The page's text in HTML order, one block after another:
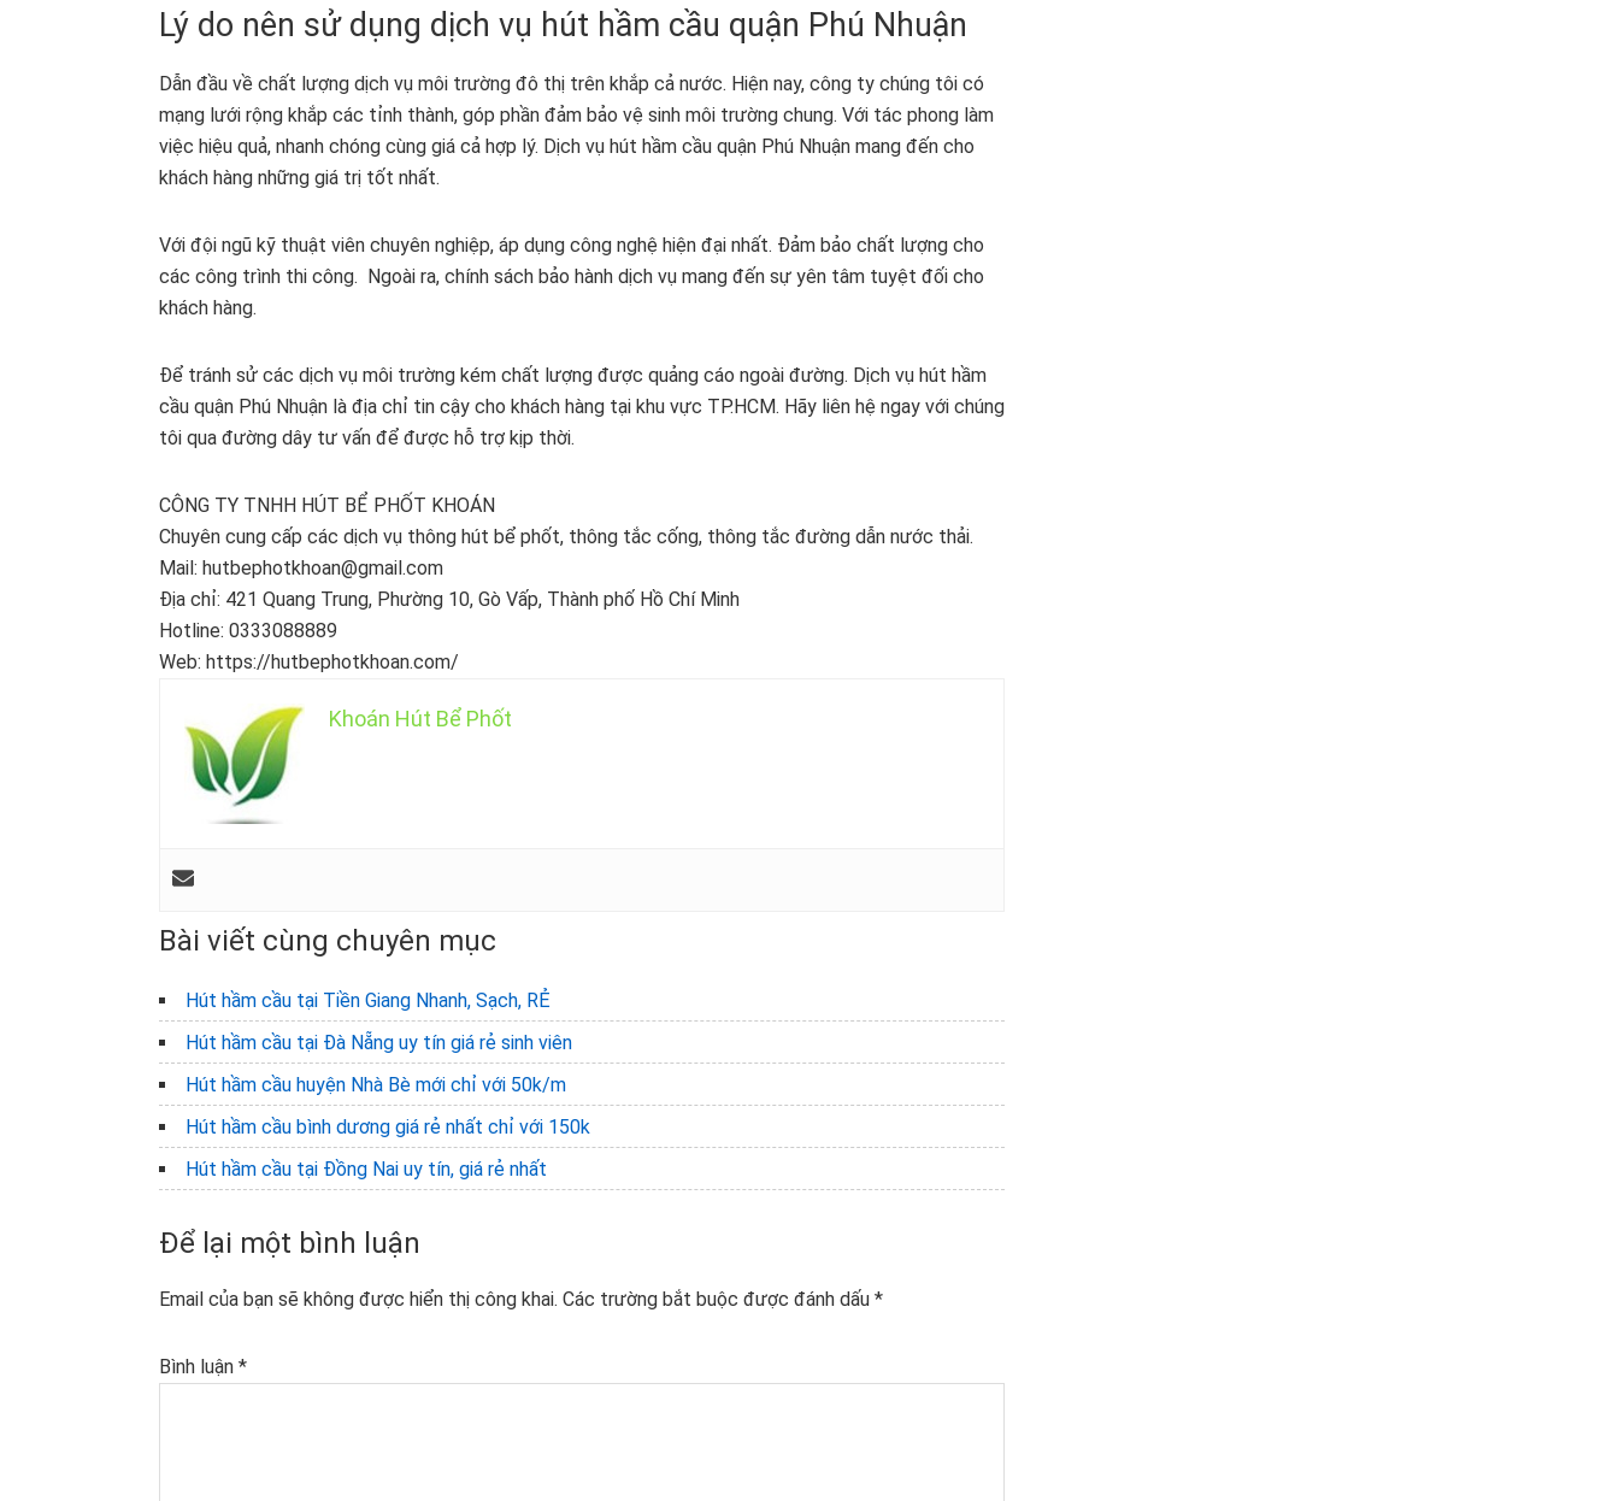
Lý do nên sử dụng dịch vụ hút hầm cầu quận Phú Nhuận
Dẫn đầu về chất lượng dịch vụ môi trường đô thị trên khắp cả nước. Hiện nay, công ty chúng tôi có
mạng lưới rộng khắp các tỉnh thành, góp phần đảm bảo vệ sinh môi trường chung. Với tác phong làm
việc hiệu quả, nhanh chóng cùng giá cả hợp lý. Dịch vụ hút hầm cầu quận Phú Nhuận mang đến cho
khách hàng những giá trị tốt nhất.
Với đội ngũ kỹ thuật viên chuyên nghiệp, áp dụng công nghệ hiện đại nhất. Đảm bảo chất lượng cho
các công trình thi công. Ngoài ra, chính sách bảo hành dịch vụ mang đến sự yên tâm tuyệt đối cho
khách hàng.
Để tránh sử các dịch vụ môi trường kém chất lượng được quảng cáo ngoài đường. Dịch vụ hút hầm
cầu quận Phú Nhuận là địa chỉ tin cậy cho khách hàng tại khu vực TP.HCM. Hãy liên hệ ngay với chúng
tôi qua đường dây tư vấn để được hỗ trợ kịp thời.
CÔNG TY TNHH HÚT BỂ PHỐT KHOÁN
Chuyên cung cấp các dịch vụ thông hút bể phốt, thông tắc cống, thông tắc đường dẫn nước thải.
Mail: hutbephotkhoan@gmail.com
Địa chỉ: 421 Quang Trung, Phường 10, Gò Vấp, Thành phố Hồ Chí Minh
Hotline: 0333088889
Web: https://hutbephotkhoan.com/
Khoán Hút Bể Phốt
Bài viết cùng chuyên mục
Hút hầm cầu tại Tiền Giang Nhanh, Sạch, RẺ
Hút hầm cầu tại Đà Nẵng uy tín giá rẻ sinh viên
Hút hầm cầu huyện Nhà Bè mới chỉ với 50k/m
Hút hầm cầu bình dương giá rẻ nhất chỉ với 150k
Hút hầm cầu tại Đồng Nai uy tín, giá rẻ nhất
Reader
Interactions
Để lại một bình luận
Email của bạn sẽ không được hiển thị công khai. Các trường bắt buộc được đánh dấu *
Bình luận *